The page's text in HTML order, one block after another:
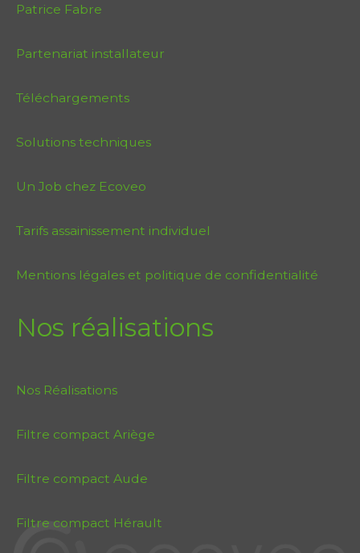
Patrice Fabre
Partenariat installateur
Téléchargements
Solutions techniques
Un Job chez Ecoveo
Tarifs assainissement individuel
Mentions légales et politique de confidentialité
Nos réalisations
Nos Réalisations
Filtre compact Ariège
Filtre compact Aude
Filtre compact Hérault